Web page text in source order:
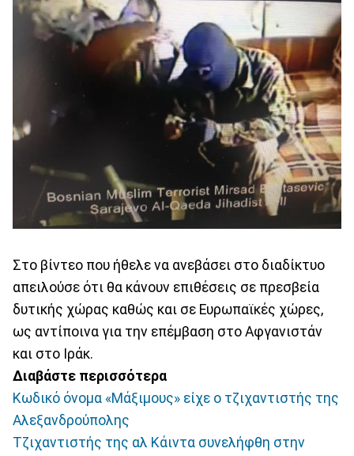
Στο βίντεο που ήθελε να ανεβάσει στο διαδίκτυο
απειλούσε ότι θα κάνουν επιθέσεις σε πρεσβεία
δυτικής χώρας καθώς και σε Ευρωπαϊκές χώρες,
ως αντίποινα για την επέμβαση στο Αφγανιστάν
και στο Ιράκ.
Διαβάστε περισσότερα
Κωδικό όνομα «Μάξιμους» είχε ο τζιχαντιστής της
Αλεξανδρούπολης
Τζιχαντιστής της αλ Κάιντα συνελήφθη στην